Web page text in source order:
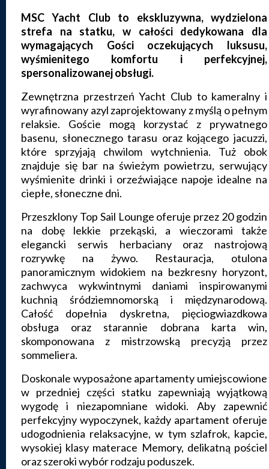
MSC Yacht Club to ekskluzywna, wydzielona
strefa na statku, w całości dedykowana dla
wymagających Gości oczekujących luksusu,
wyśmienitego komfortu i perfekcyjnej,
spersonalizowanej obsługi.
Zewnętrzna przestrzeń Yacht Club to kameralny i
wyrafinowany azyl zaprojektowany z myślą o pełnym
relaksie. Goście mogą korzystać z prywatnego
basenu, słonecznego tarasu oraz kojącego jacuzzi,
które sprzyjają chwilom wytchnienia. Tuż obok
znajduje się bar na świeżym powietrzu, serwujący
wyśmienite drinki i orzeźwiające napoje idealne na
ciepłe, słoneczne dni.
Przeszklony Top Sail Lounge oferuje przez 20 godzin
na dobę lekkie przekąski, a wieczorami także
elegancki serwis herbaciany oraz nastrojową
rozrywkę na żywo. Restauracja, otulona
panoramicznym widokiem na bezkresny horyzont,
zachwyca wykwintnymi daniami inspirowanymi
kuchnią śródziemnomorską i międzynarodową.
Całość dopełnia dyskretna, pięciogwiazdkowa
obsługa oraz starannie dobrana karta win,
skomponowana z mistrzowską precyzją przez
sommeliera.
Doskonale wyposażone apartamenty umiejscowione
w przedniej części statku zapewniają wyjątkową
wygodę i niezapomniane widoki. Aby zapewnić
perfekcyjny wypoczynek, każdy apartament oferuje
udogodnienia relaksacyjne, w tym szlafrok, kapcie,
wysokiej klasy materace Memory, delikatną pościel
oraz szeroki wybór rodzaju poduszek.